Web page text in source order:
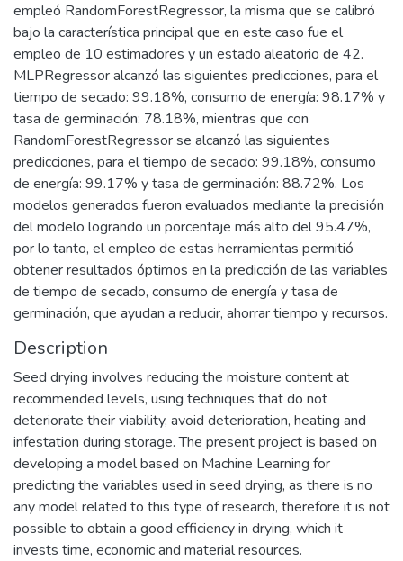
empleó RandomForestRegressor, la misma que se calibró
bajo la característica principal que en este caso fue el
empleo de 10 estimadores y un estado aleatorio de 42.
MLPRegressor alcanzó las siguientes predicciones, para el
tiempo de secado: 99.18%, consumo de energía: 98.17% y
tasa de germinación: 78.18%, mientras que con
RandomForestRegressor se alcanzó las siguientes
predicciones, para el tiempo de secado: 99.18%, consumo
de energía: 99.17% y tasa de germinación: 88.72%. Los
modelos generados fueron evaluados mediante la precisión
del modelo logrando un porcentaje más alto del 95.47%,
por lo tanto, el empleo de estas herramientas permitió
obtener resultados óptimos en la predicción de las variables
de tiempo de secado, consumo de energía y tasa de
germinación, que ayudan a reducir, ahorrar tiempo y recursos.
Description
Seed drying involves reducing the moisture content at
recommended levels, using techniques that do not
deteriorate their viability, avoid deterioration, heating and
infestation during storage. The present project is based on
developing a model based on Machine Learning for
predicting the variables used in seed drying, as there is no
any model related to this type of research, therefore it is not
possible to obtain a good efficiency in drying, which it
invests time, economic and material resources.